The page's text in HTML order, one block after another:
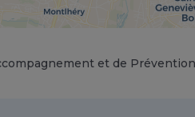
et de